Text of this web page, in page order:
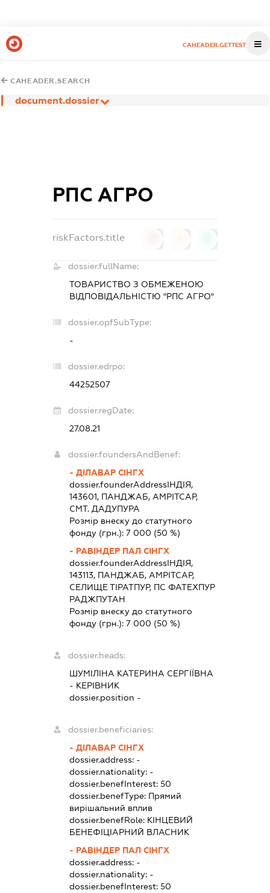
CAHEADER.GETTEST
CAHEADER.SEARCH
document.dossier
РПС АГРО
riskFactors.title
dossier.fullName:
ТОВАРИСТВО З ОБМЕЖЕНОЮ
ВІДПОВІДАЛЬНІСТЮ "РПС АГРО"
dossier.opfSubType:
-
dossier.edrpo:
44252507
dossier.regDate:
27.08.21
dossier.foundersAndBenef:
- ДІЛАВАР СІНГХ
dossier.founderAddressІНДІЯ,
143601, ПАНДЖАБ, АМРІТСАР,
СМТ. ДАДУПУРА
Розмір внеску до статутного
фонду (грн.):7 000 (50 %)
- РАВІНДЕР ПАЛ СІНГХ
dossier.founderAddressІНДІЯ,
143113, ПАНДЖАБ, АМРІТСАР,
СЕЛИЩЕ ТІРАТПУР, ПС ФАТЕХПУР
РАДЖПУТАН
Розмір внеску до статутного
фонду (грн.):7 000 (50 %)
dossier.heads:
ШУМІЛІНА КАТЕРИНА СЕРГІЇВНА
- КЕРІВНИК
dossier.position -
dossier.beneficiaries:
- ДІЛАВАР СІНГХ
dossier.address: -
dossier.nationality: -
dossier.benefInterest:50
dossier.benefType: Прямий
вирішальний вплив
dossier.benefRole: КІНЦЕВИЙ
БЕНЕФІЦІАРНИЙ ВЛАСНИК
- РАВІНДЕР ПАЛ СІНГХ
dossier.address: -
dossier.nationality: -
dossier.benefInterest:50